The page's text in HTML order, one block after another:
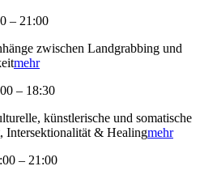
– 21:00
zwischen Landgrabbing und
mehr
– 18:30
künstlerische und somatische
Intersektionalität & Healingmehr
– 21:00